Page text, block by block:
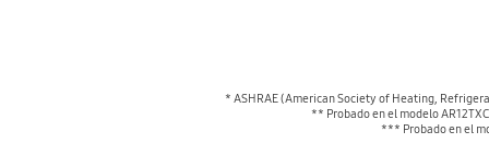
* ASHRAE (American Society of Heating,
** Probado en el modelo
*** Probado en el